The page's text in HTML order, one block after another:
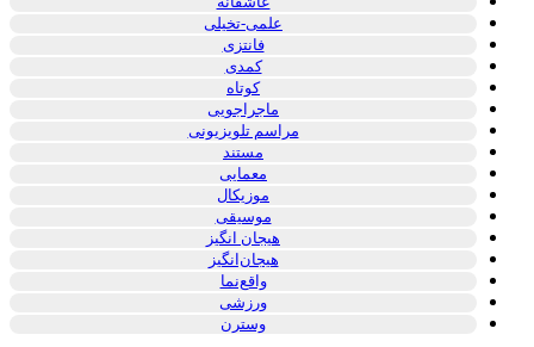
علمی-تخیلی
فانتزی
کمدی
کوتاه
ماجراجویی
مراسم تلویزیونی
مستند
معمایی
موزیکال
موسیقی
هیجان انگیز
هیجان‌انگیز
واقع‌نما
ورزشی
وسترن